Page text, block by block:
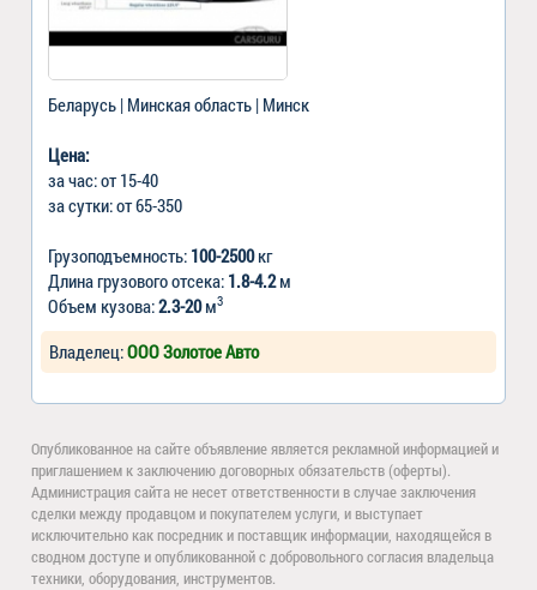
Беларусь | Минская область | Минск
Цена:
за час: от 15-40
за сутки: от 65-350
Грузоподъемность: 100-2500кг
Длина грузового отсека: 1.8-4.2м
Объем кузова:2.3-20м3
Владелец:ООО Золотое Авто
Опубликованное на сайте объявление является рекламной информацией и
приглашением к заключению договорных обязательств (оферты).
Администрация сайта не несет ответственности в случае заключения
сделки между продавцом и покупателем услуги, и выступает
исключительно как посредник и поставщик информации, находящейся в
сводном доступе и опубликованной с добровольного согласия владельца
техники, оборудования, инструментов.